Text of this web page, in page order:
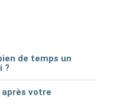
de temps un
?
votre